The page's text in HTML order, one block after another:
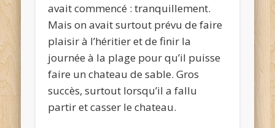
avait commencé : tranquillement.
Mais on avait surtout prévu de faire
plaisir à l’héritier et de finir la
journée à la plage pour qu’il puisse
faire un chateau de sable. Gros
succès, surtout lorsqu’il a fallu
partir et casser le chateau.